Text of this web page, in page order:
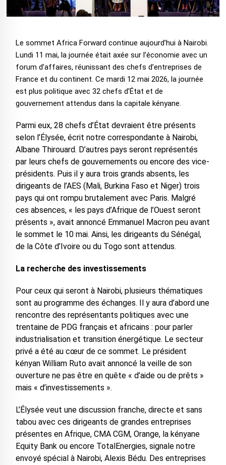
Le sommet Africa Forward continue aujourd’hui à Nairobi.
Lundi 11 mai, la journée était axée sur l’économie avec un
forum d’affaires, réunissant des chefs d’entreprises de
France et du continent. Ce mardi 12 mai 2026, la journée
est plus politique avec 32 chefs d’État et de
gouvernement attendus dans la capitale kényane.
Parmi eux, 28 chefs d’État devraient être présents
selon l’Élysée, écrit notre correspondante à Nairobi,
Albane Thirouard. D’autres pays seront représentés
par leurs chefs de gouvernements ou encore des vice-
présidents. Puis il y aura trois grands absents, les
dirigeants de l’AES (Mali, Burkina Faso et Niger) trois
pays qui ont rompu brutalement avec Paris. Malgré
ces absences, « les pays d’Afrique de l’Ouest seront
présents », avait annoncé Emmanuel Macron peu avant
le sommet le 10 mai. Ainsi, les dirigeants du Sénégal,
de la Côte d’Ivoire ou du Togo sont attendus.
La recherche des investissements
Pour ceux qui seront à Nairobi, plusieurs thématiques
sont au programme des échanges. Il y aura d’abord une
rencontre des représentants politiques avec une
trentaine de PDG français et africains : pour parler
industrialisation et transition énergétique. Le secteur
privé a été au cœur de ce sommet. Le président
kényan William Ruto avait annoncé la veille de son
ouverture ne pas être en quête « d’aide ou de prêts »
mais « d’investissements ».
L’Élysée veut une discussion franche, directe et sans
tabou avec ces dirigeants de grandes entreprises
présentes en Afrique, CMA CGM, Orange, la kényane
Equity Bank ou encore TotalEnergies, signale notre
envoyé spécial à Nairobi, Alexis Bédu. Des entreprises